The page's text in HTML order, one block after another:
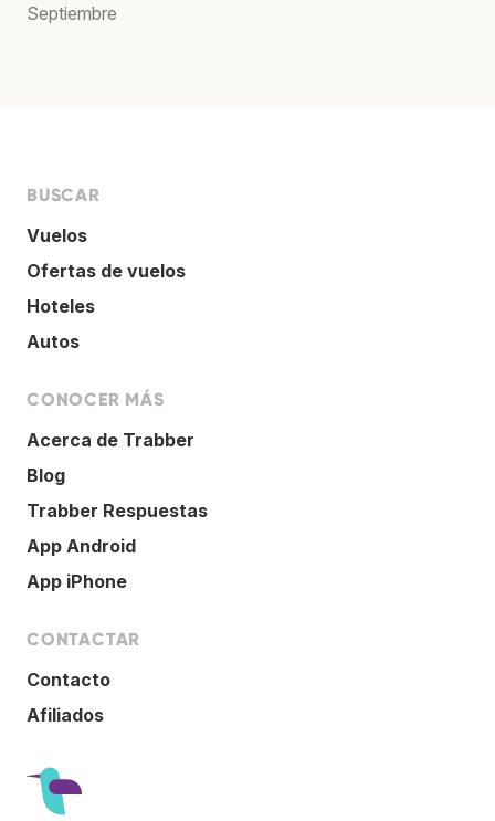
Septiembre
BUSCAR
Vuelos
Ofertas de vuelos
Hoteles
Autos
CONOCER MÁS
Acerca de Trabber
Blog
Trabber Respuestas
App Android
App iPhone
CONTACTAR
Contacto
Afiliados